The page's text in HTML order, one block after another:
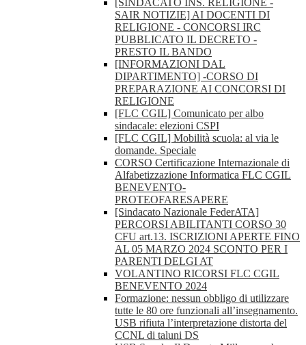
[SINDACATO INS. RELIGIONE -
SAIR NOTIZIE] AI DOCENTI DI
RELIGIONE - CONCORSI IRC
PUBBLICATO IL DECRETO -
PRESTO IL BANDO
[INFORMAZIONI DAL
DIPARTIMENTO] -CORSO DI
PREPARAZIONE AI CONCORSI DI
RELIGIONE
[FLC CGIL] Comunicato per albo
sindacale: elezioni CSPI
[FLC CGIL] Mobilità scuola: al via le
domande. Speciale
CORSO Certificazione Internazionale di
Alfabetizzazione Informatica FLC CGIL
BENEVENTO-
PROTEOFARESAPERE
[Sindacato Nazionale FederATA]
PERCORSI ABILITANTI CORSO 30
CFU art.13. ISCRIZIONI APERTE FINO
AL 05 MARZO 2024 SCONTO PER I
PARENTI DELGI AT
VOLANTINO RICORSI FLC CGIL
BENEVENTO 2024
Formazione: nessun obbligo di utilizzare
tutte le 80 ore funzionali all’insegnamento.
USB rifiuta l’interpretazione distorta del
CCNL di taluni DS